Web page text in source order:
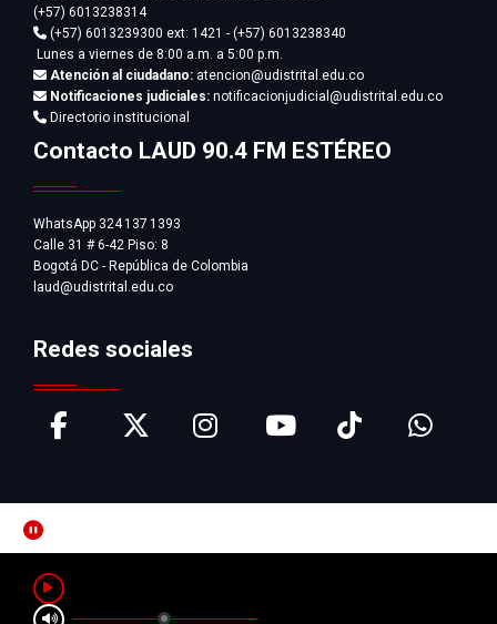
(+57) 6013238314
(+57) 6013239300 ext: 1421 - (+57) 6013238340
Lunes a viernes de 8:00 a.m. a 5:00 p.m.
Atención al ciudadano: atencion@udistrital.edu.co
Notificaciones judiciales: notificacionjudicial@udistrital.edu.co
Directorio institucional
Contacto LAUD 90.4 FM ESTÉREO
WhatsApp 324 137 1393
Calle 31 # 6-42 Piso: 8
Bogotá DC - República de Colombia
laud@udistrital.edu.co
Redes sociales